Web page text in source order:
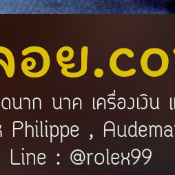
ย
นาก นาค เครื่องเงิน
Philippe ,
Line : @rolex99